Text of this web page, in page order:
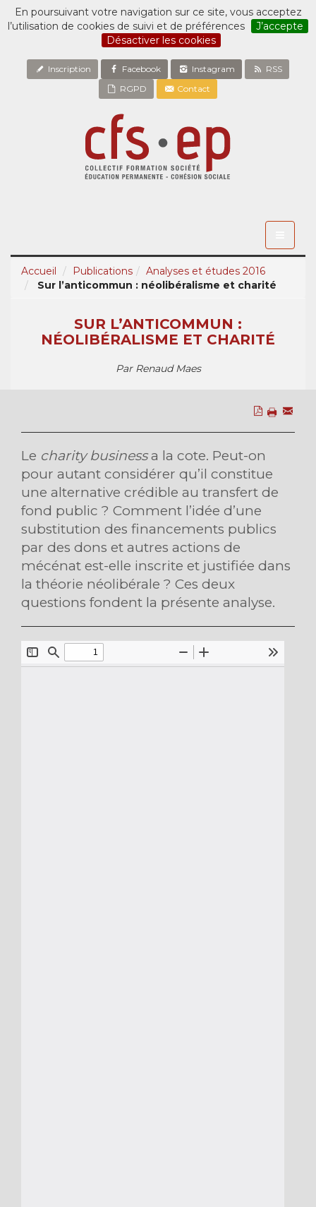
En poursuivant votre navigation sur ce site, vous acceptez
l’utilisation de cookies de suivi et de préférences
J’accepte
Désactiver les cookies
Inscription Facebook Instagram
RSS
RGPD
Contact
Accueil
Publications
Analyses et études 2016
Sur l’anticommun : néolibéralisme et charité
SUR L’ANTICOMMUN :
NÉOLIBÉRALISME ET CHARITÉ
Par Renaud Maes
Le charity businessa la cote. Peut-on
pour autant considérer qu’il constitue
une alternative crédible au transfert de
fond public ? Comment l’idée d’une
substitution des financements publics
par des dons et autres actions de
mécénat est-elle inscrite et justifiée dans
la théorie néolibérale ? Ces deux
questions fondent la présente analyse.